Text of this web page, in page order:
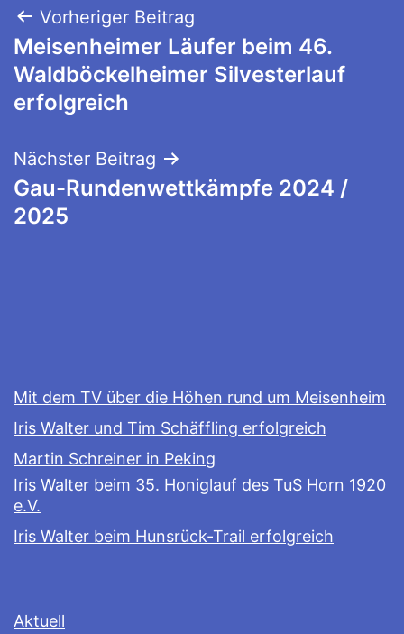
Beitragsnavigation
Vorheriger Beitrag
Meisenheimer Läufer beim 46.
Waldböckelheimer Silvesterlauf
erfolgreich
Nächster Beitrag
Gau-Rundenwettkämpfe 2024 /
2025
Mit dem TV über die Höhen rund um Meisenheim
Iris Walter und Tim Schäffling erfolgreich
Martin Schreiner in Peking
Iris Walter beim 35. Honiglauf des TuS Horn 1920
e.V.
Iris Walter beim Hunsrück-Trail erfolgreich
Aktuell